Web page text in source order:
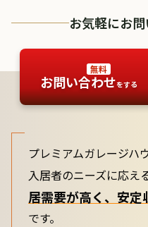
お気軽にお
お問い合わせをする
無料
プレミアムガレージハ
入居者のニーズに応え
居需要が高く、安
です。